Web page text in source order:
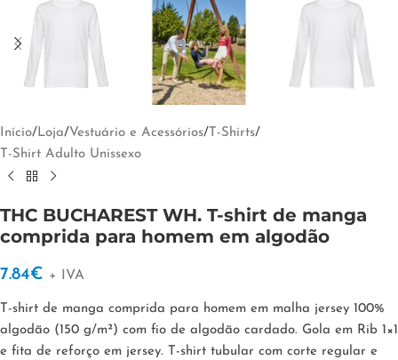
Início/Loja/Vestuário e Acessórios/ T-Shirts/
T-Shirt Adulto Unissexo
THC BUCHAREST WH. T-shirt de manga
comprida para homem em algodão
7.84€ + IVA
T-shirt de manga comprida para homem em malha jersey 100%
algodão (150 g/m²) com fio de algodão cardado. Gola em Rib 1×1
e fita de reforço em jersey. T-shirt tubular com corte regular e